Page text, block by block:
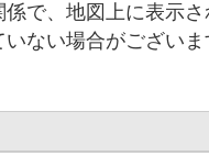
で、地図上に表示
ない場合がござい